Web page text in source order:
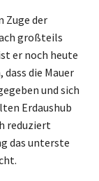
Zuge der
großteils
er noch heute
die Mauer
und sich
Erdaushub
reduziert
das unterste